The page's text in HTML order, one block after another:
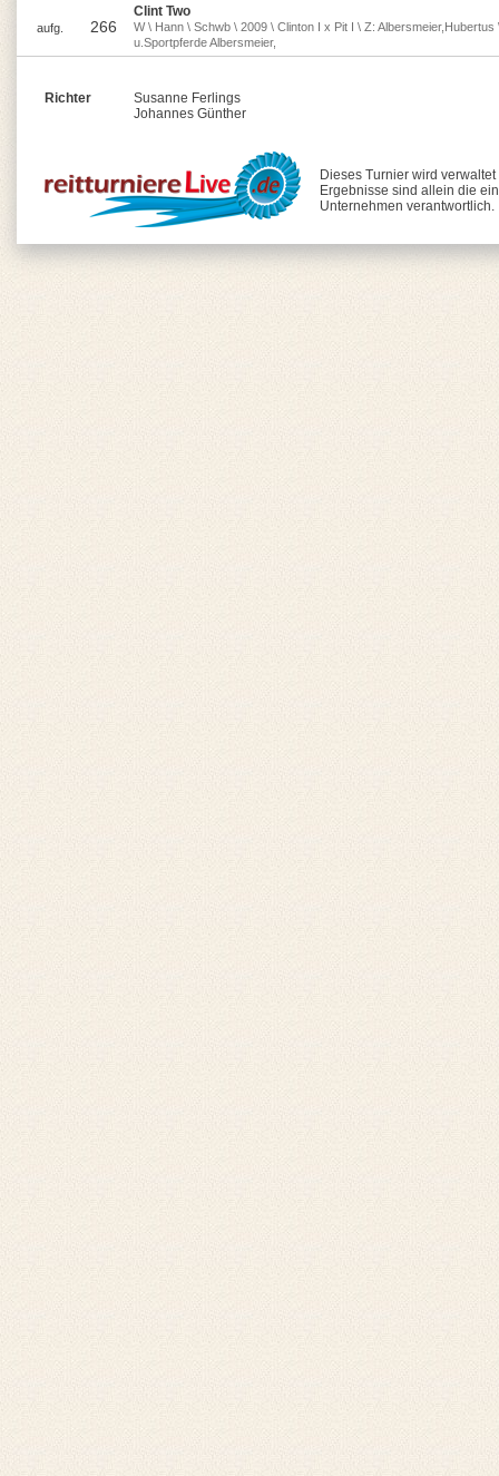
aufg. 266
Clint Two
W \ Hann \ Schwb \ 2009 \ Clinton I x Pit I \ Z: Albersmeier,Hubertus
u.Sportpferde Albersmeier,
Richter
Susanne Ferlings
Johannes Günther
Dieses Turnier wird
Ergebnisse sind allein die
Unternehmen verantwortlich.